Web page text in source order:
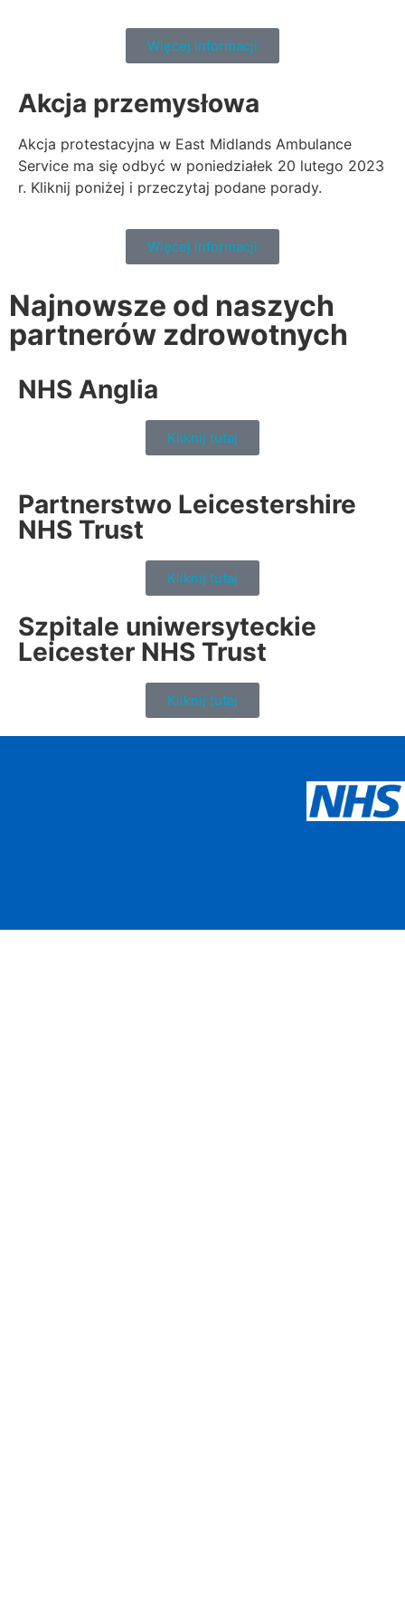
Więcej informacji
Akcja przemysłowa
Akcja protestacyjna w East Midlands Ambulance
Service ma się odbyć w poniedziałek 20 lutego 2023
r. Kliknij poniżej i przeczytaj podane porady.
Więcej informacji
Najnowsze od naszych
partnerów zdrowotnych
NHS Anglia
Kliknij tutaj
Partnerstwo Leicestershire
NHS Trust
Kliknij tutaj
Szpitale uniwersyteckie
Leicester NHS Trust
Kliknij tutaj